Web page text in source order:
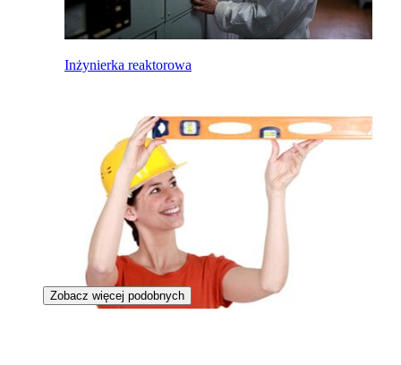
Inżynierka reaktorowa
Zobacz więcej podobnych